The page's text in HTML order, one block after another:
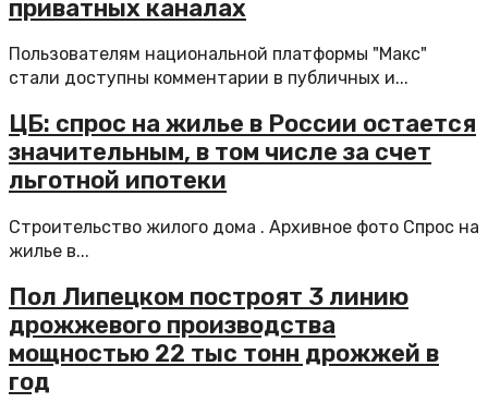
приватных каналах
Пользователям национальной платформы "Макс"
стали доступны комментарии в публичных и...
ЦБ: спрос на жилье в России остается
значительным, в том числе за счет
льготной ипотеки
Строительство жилого дома . Архивное фото Спрос на
жилье в...
Пол Липецком построят 3 линию
дрожжевого производства
мощностью 22 тыс тонн дрожжей в
год